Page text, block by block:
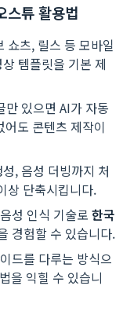
스튜 활용법
쇼츠, 릴스 등 모바일
템플릿을 기본 제
만 있으면 AI가 자동
도 콘텐츠 제작이
, 음성 더빙까지 처
상 단축시킵니다.
성 인식 기술로 한국
경험할 수 있습니다.
드를 다루는 방식으
을 익힐 수 있습니